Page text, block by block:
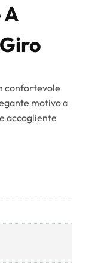
A
confortevole
motivo a
accogliente